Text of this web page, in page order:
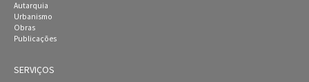
Autarquia
Urbanismo
Obras
Publicações
SERVIÇOS